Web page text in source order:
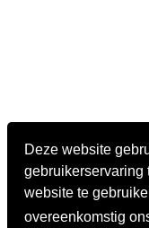
Deze website
gebruikerservaring
website te
overeenkomstig